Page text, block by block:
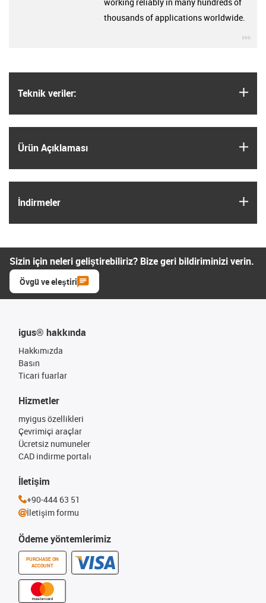
Teknik veriler:
Ürün Açıklaması
İndirmeler
thousands of applications worldwide.
Sizin için neleri geliştirebiliriz? Bize geri bildiriminizi verin.
Övgü ve eleştiri
igus® hakkında
Hakkımızda
Basın
Ticari fuarlar
Ödeme yöntemlerimiz
PURCHASE ON
ACCOUNT
Hizmetler
myigus özellikleri
Çevrimiçi araçlar
Ücretsiz numuneler
CAD indirme portalı
İletişim
+90-444 63 51
İletişim formu